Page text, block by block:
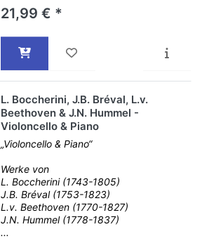
21,99 € *
L. Boccherini, J.B. Bréval, L.v.
Beethoven & J.N. Hummel -
Violoncello & Piano
„Violoncello & Piano“
Werke von
L. Boccherini (1743-1805)
J.B. Bréval (1753-1823)
L.v. Beethoven (1770-1827)
J.N. Hummel (1778-1837)
...